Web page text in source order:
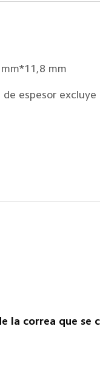
mm
de espesor
la correa que se